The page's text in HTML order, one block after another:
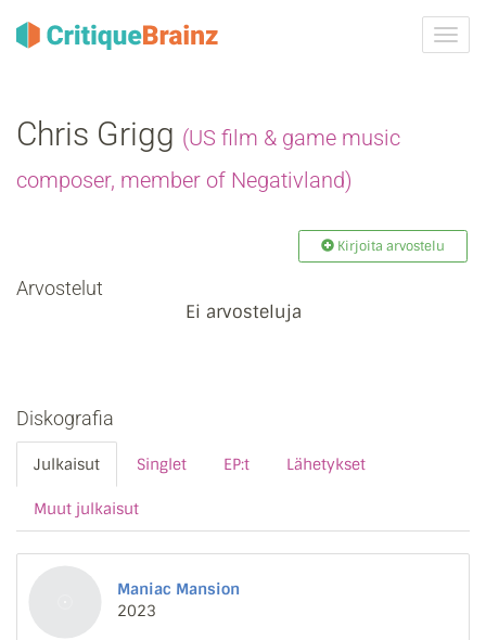
Chris Grigg (US film & game music
composer, member of Negativland)
Kirjoita arvostelu
Arvostelut
Ei arvosteluja
Diskografia
Julkaisut Singlet EP:t Lähetykset
Muut julkaisut
Maniac Mansion
2023